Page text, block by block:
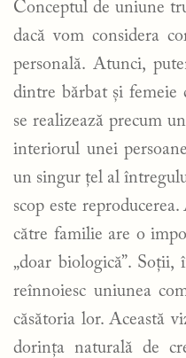
Conceptul de uniune
dacă vom considera
personală. Atunci,
dintre bărbat și femeie
se realizează precum
interiorul unei
un singur țel al
scop este
către familie are o
„doar biologică”.
reînnoiesc uniunea
căsătoria lor. Această
dorința naturală de